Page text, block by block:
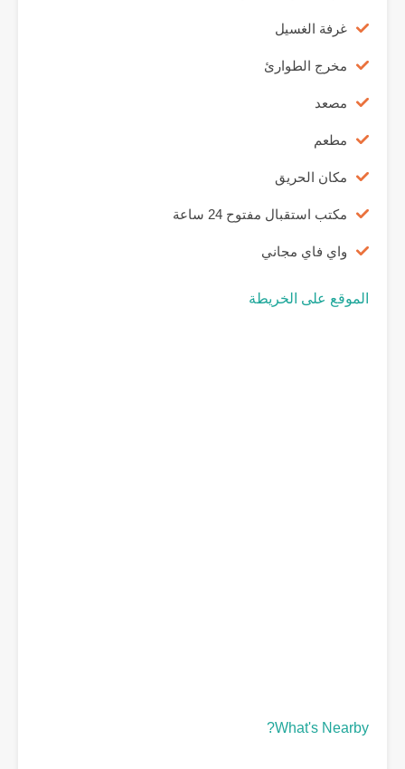
غرفة الغسيل
مخرج الطوارئ
مصعد
مطعم
مكان الحريق
مكتب استقبال مفتوح 24 ساعة
واي فاي مجاني
الموقع على الخريطة
What's Nearby?